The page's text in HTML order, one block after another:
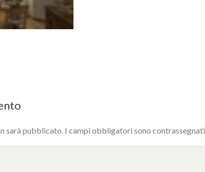
sarà pubblicato. I campi obbligatori sono contrassegnati